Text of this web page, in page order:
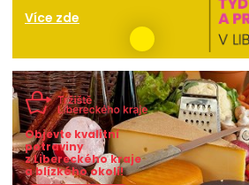
Více zde
Objevte kvalitní
potraviny
z Libereckého kraje
a blízkého okolí!